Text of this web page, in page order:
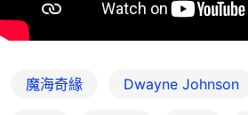
魔海奇緣 Dwayne Johnson